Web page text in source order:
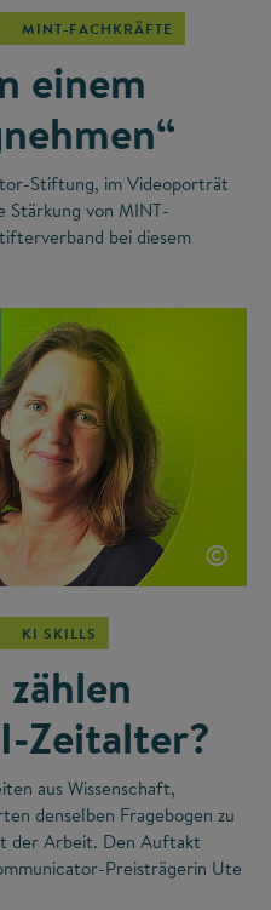
MINT-FACHKRÄFTE
einem
Stiftung, im Videoporträt
Stärkung von MINT-
bei diesem
©
KI SKILLS
Zeitalter?
aus Wissenschaft,
denselben Fragebogen zu
der Arbeit. Den Auftakt
Preisträgerin Ute